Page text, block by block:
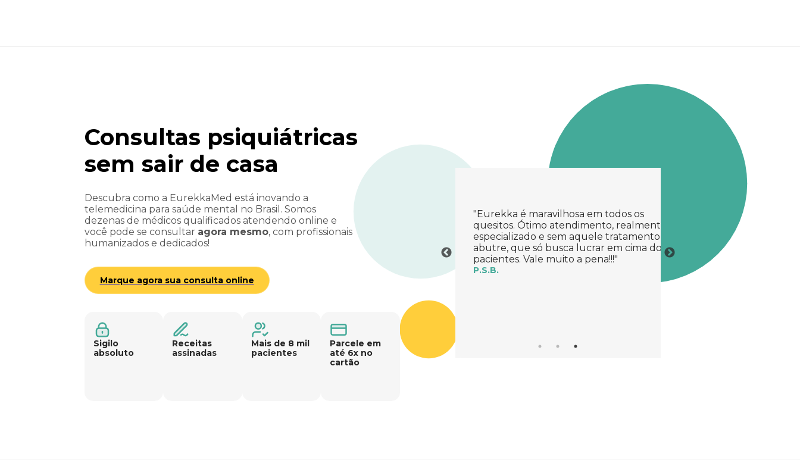
Consultas psiquiátricas
sem sair de casa
Descubra como a EurekkaMed está inovando a
telemedicina para saúde mental no Brasil. Somos
dezenas de médicos qualificados atendendo online e
você pode se consultar agora mesmo, com profissionais
humanizados e dedicados!
Marque agora sua consulta online
Sigilo
absoluto
Receitas
assinadas
Mais de 8 mil
pacientes
Parcele em
até 6x no
cartão
"Achei um serviço maravilhoso,
descomplicado, pude ficar mais relaxada
que num consultório normal pq estava em
casa. O atendimento é maravilhoso em
cliente."
L.F.S.G.
"Atendimento de vocês e maravilhoso,
consegui a consulta para o mesmo dia!
equipe ótima, super recomendo e estou
muito grata em ter achado vocês!"
"Eurekka é maravilhosa em todos os
quesitos. Ótimo atendimento, realmente
especializado e sem aquele tratamento
abutre, que só busca lucrar em cima dos
pacientes. Vale muito a pena!!!"
P.S.B.
"Achei um serviço
descomplicado, pude
que num consultório
casa. O atendimento é
todas as escalas,
cliente."
L.F.S.G.